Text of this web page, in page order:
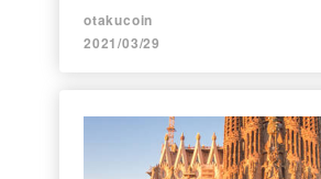
ト】
otakucoin
2021/03/29